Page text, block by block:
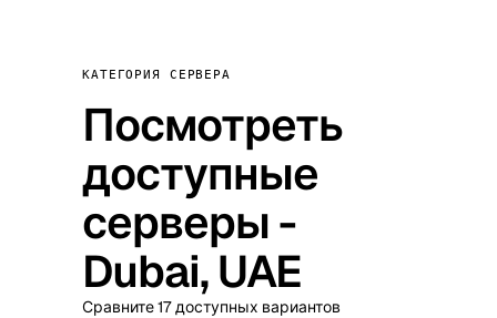
КАТЕГОРИЯ СЕРВЕРА
Посмотреть
доступные
серверы -
Dubai, UAE
Сравните 17 доступных вариантов